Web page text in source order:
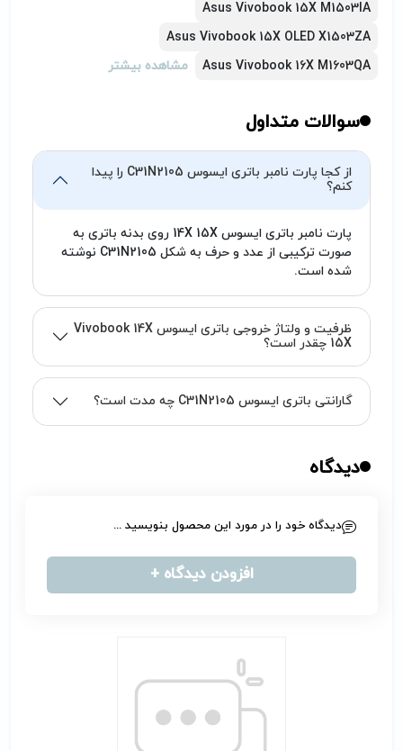
توانایی شارژ شدن نداشت، ممکن است مشکل از
شارژر یا لپ تاپ باشد، که باید در این مورد به
متخصص مربوطه مراجعه فرمایید. (تیم پارتوفیکس
Asus Vivobook 15X M1503IA
Asus Vivobook 15X OLED X1503ZA
Asus Vivobook 16X M1603QA
مشاهده بیشتر
سوالات متداول
از کجا پارت نامبر باتری ایسوس C31N2105 را پیدا
کنم؟
پارت نامبر باتری ایسوس 14X 15X روی بدنه باتری به
صورت ترکیبی از عدد و حرف به شکل C31N2105 نوشته
شده است.
ظرفیت و ولتاژ خروجی باتری ایسوس Vivobook 14X
15X چقدر است؟
گارانتی باتری ایسوس C31N2105 چه مدت است؟
دیدگاه
دیدگاه خود را در مورد این محصول بنویسید ...
افزودن دیدگاه +